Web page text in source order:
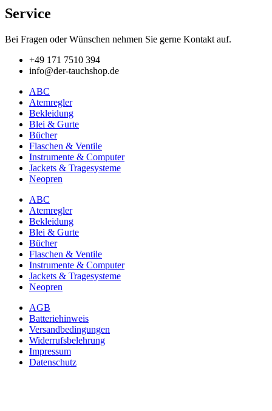
Service
Bei Fragen oder Wünschen nehmen Sie gerne Kontakt auf.
+49 171 7510 394
info@der-tauchshop.de
ABC
Atemregler
Bekleidung
Blei & Gurte
Bücher
Flaschen & Ventile
Instrumente & Computer
Jackets & Tragesysteme
Neopren
ABC
Atemregler
Bekleidung
Blei & Gurte
Bücher
Flaschen & Ventile
Instrumente & Computer
Jackets & Tragesysteme
Neopren
AGB
Batteriehinweis
Versandbedingungen
Widerrufsbelehrung
Impressum
Datenschutz